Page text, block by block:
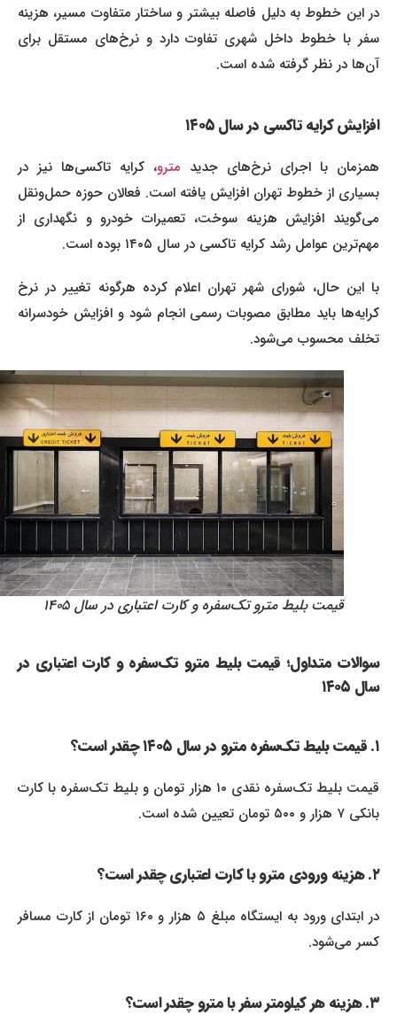
در این خطوط به دلیل فاصله بیشتر و ساختار متفاوت مسیر، هزینه
سفر با خطوط داخل شهری تفاوت دارد و نرخ‌های مستقل برای
آن‌ها در نظر گرفته شده است.
افزایش کرایه تاکسی در سال ۱۴۰۵
همزمان با اجرای نرخ‌های جدیدمترو، کرایه تاکسی‌ها نیز در
بسیاری از خطوط تهران افزایش یافته است. فعالان حوزه حمل‌ونقل
می‌گویند افزایش هزینه سوخت، تعمیرات خودرو و نگهداری از
مهم‌ترین عوامل رشد کرایه تاکسی در سال ۱۴۰۵ بوده است.
با این حال، شورای شهر تهران اعلام کرده هرگونه تغییر در نرخ
کرایه‌ها باید مطابق مصوبات رسمی انجام شود و افزایش خودسرانه
تخلف محسوب می‌شود.
قیمت بلیط مترو تک‌سفره و کارت اعتباری در سال ۱۴۰۵
سوالات متداول؛ قیمت بلیط مترو تک‌سفره و کارت اعتباری در
سال ۱۴۰۵
قیمت بلیط تک‌سفره نقدی ۱۰ هزار تومان و بلیط تک‌سفره با کارت
بانکی ۷ هزار و ۵۰۰ تومان تعیین شده است.
در ابتدای ورود به ایستگاه مبلغ ۵ هزار و ۱۶۰ تومان از کارت مسافر
کسر می‌شود.